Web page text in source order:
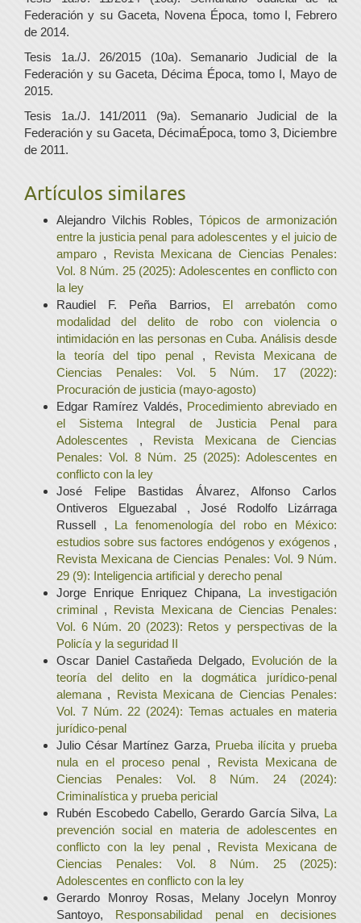
Federación y su Gaceta, Novena Época, tomo I, Febrero
de 2014.
Tesis 1a./J. 26/2015 (10a). Semanario Judicial de la
Federación y su Gaceta, Décima Época, tomo I, Mayo de
2015.
Tesis 1a./J. 141/2011 (9a). Semanario Judicial de la
Federación y su Gaceta, DécimaÉpoca, tomo 3, Diciembre
de 2011.
Artículos similares
Alejandro Vilchis Robles, Tópicos de armonización
entre la justicia penal para adolescentes y el juicio de
amparo , Revista Mexicana de Ciencias Penales:
Vol. 8 Núm. 25 (2025): Adolescentes en conflicto con
la ley
Raudiel F. Peña Barrios, El arrebatón como
modalidad del delito de robo con violencia o
intimidación en las personas en Cuba. Análisis desde
la teoría del tipo penal , Revista Mexicana de
Ciencias Penales: Vol. 5 Núm. 17 (2022):
Procuración de justicia (mayo-agosto)
Edgar Ramírez Valdés, Procedimiento abreviado en
el Sistema Integral de Justicia Penal para
Adolescentes , Revista Mexicana de Ciencias
Penales: Vol. 8 Núm. 25 (2025): Adolescentes en
conflicto con la ley
José Felipe Bastidas Álvarez, Alfonso Carlos
Ontiveros Elguezabal , José Rodolfo Lizárraga
Russell , La fenomenología del robo en México:
estudios sobre sus factores endógenos y exógenos ,
Revista Mexicana de Ciencias Penales: Vol. 9 Núm.
29 (9): Inteligencia artificial y derecho penal
Jorge Enrique Enriquez Chipana, La investigación
criminal , Revista Mexicana de Ciencias Penales:
Vol. 6 Núm. 20 (2023): Retos y perspectivas de la
Policía y la seguridad II
Oscar Daniel Castañeda Delgado, Evolución de la
teoría del delito en la dogmática jurídico-penal
alemana , Revista Mexicana de Ciencias Penales:
Vol. 7 Núm. 22 (2024): Temas actuales en materia
jurídico-penal
Julio César Martínez Garza, Prueba ilícita y prueba
nula en el proceso penal , Revista Mexicana de
Ciencias Penales: Vol. 8 Núm. 24 (2024):
Criminalística y prueba pericial
Rubén Escobedo Cabello, Gerardo García Silva, La
prevención social en materia de adolescentes en
conflicto con la ley penal , Revista Mexicana de
Ciencias Penales: Vol. 8 Núm. 25 (2025):
Adolescentes en conflicto con la ley
Gerardo Monroy Rosas, Melany Jocelyn Monroy
Santoyo, Responsabilidad penal en decisiones